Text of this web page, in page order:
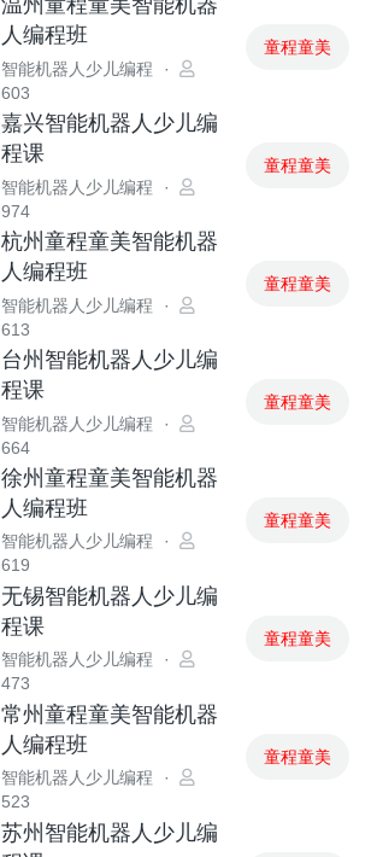
人编程班
智能机器人少儿编程
·
603
童程童美
嘉兴智能机器人少儿编
程课
智能机器人少儿编程
·
974
童程童美
杭州童程童美智能机器
人编程班
智能机器人少儿编程
·
613
童程童美
台州智能机器人少儿编
程课
智能机器人少儿编程
·
664
童程童美
徐州童程童美智能机器
人编程班
智能机器人少儿编程
·
619
童程童美
无锡智能机器人少儿编
程课
智能机器人少儿编程
·
473
童程童美
常州童程童美智能机器
人编程班
智能机器人少儿编程
·
523
童程童美
苏州智能机器人少儿编